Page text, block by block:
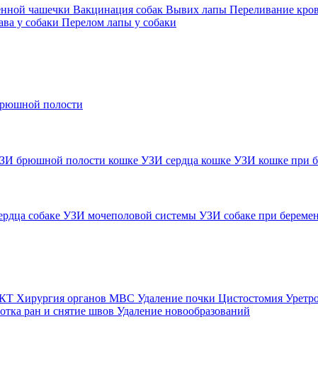
чашечки Вакцинация собак Вывих лапы Переливание
у собаки Перелом лапы у собаки
полости
брюшной полости кошке УЗИ сердца кошке УЗИ кошке при
собаке УЗИ мочеполовой системы УЗИ собаке при
Хирургия органов МВС Удаление почки Цистостомия
ран и снятие швов Удаление новообразований